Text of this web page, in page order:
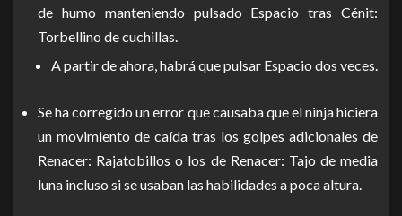
de humo manteniendo pulsado Espacio tras Cénit:
Torbellino de cuchillas.
A partir de ahora, habrá que pulsar Espacio dos veces.
Se ha corregido un error que causaba que el ninja hiciera
un movimiento de caída tras los golpes adicionales de
Renacer: Rajatobillos o los de Renacer: Tajo de media
luna incluso si se usaban las habilidades a poca altura.